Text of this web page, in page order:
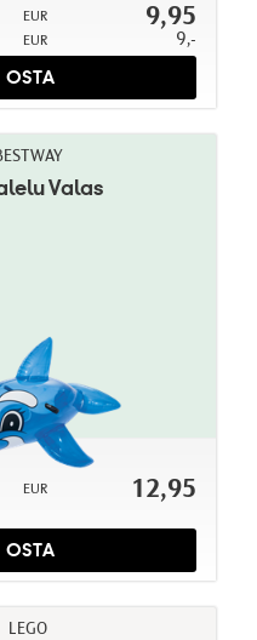
EUR 9,95
EUR 9,-
OSTA
Valas
EUR 12,95
OSTA
LEGO